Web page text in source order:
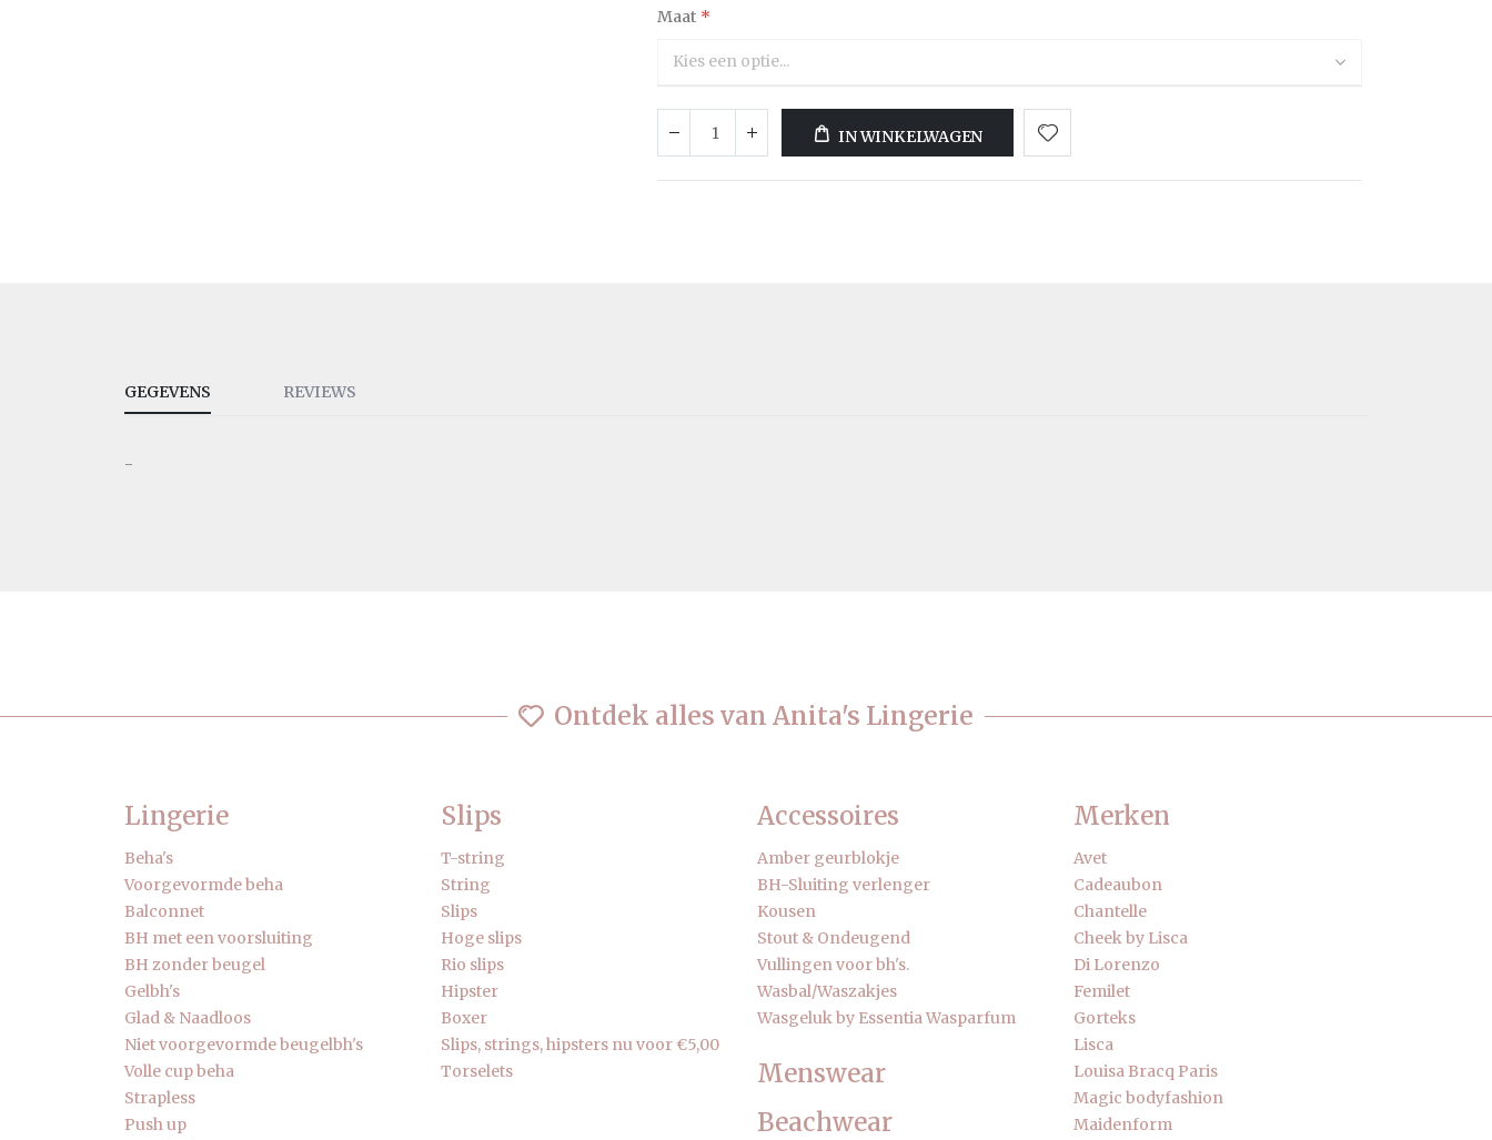
Maat
IN WINKELWAGEN
GEGEVENS
-
REVIEWS
Ontdek alles van Anita's Lingerie
Lingerie
Beha's
Voorgevormde beha
Balconnet
BH met een voorsluiting
BH zonder beugel
Gelbh's
Glad & Naadloos
Niet voorgevormde beugelbh's
Volle cup beha
Strapless
Push up
Slips
T-string
String
Slips
Hoge slips
Rio slips
Hipster
Boxer
Slips, strings, hipsters nu voor €5,00
Torselets
Accessoires
Amber geurblokje
BH-Sluiting verlenger
Kousen
Stout & Ondeugend
Vullingen voor bh's.
Wasbal/Waszakjes
Wasgeluk by Essentia Wasparfum
Menswear
Beachwear
Merken
Avet
Cadeaubon
Chantelle
Cheek by Lisca
Di Lorenzo
Femilet
Gorteks
Lisca
Louisa Bracq Paris
Magic bodyfashion
Maidenform